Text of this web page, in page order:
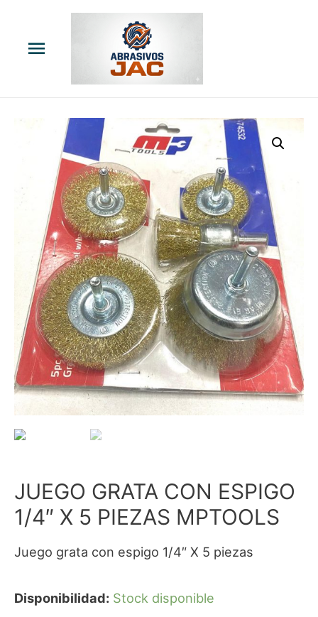
Menú
principal
JUEGO GRATA CON ESPIGO
1/4″ X 5 PIEZAS MPTOOLS
Juego grata con espigo 1/4″ X 5 piezas
Disponibilidad: Stock disponible